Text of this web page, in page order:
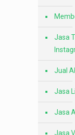
Jasa
Jual
Jasa
Jasa
Jasa